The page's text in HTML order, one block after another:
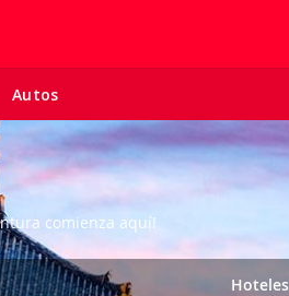
Autos
comienza aquí!
Hoteles